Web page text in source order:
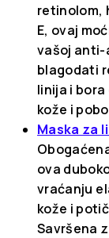
retinolom,
E, ovaj
vašoj anti-
blagodati
linija i
kože i
Maska za
ova
vraćanju
kože i
Savršena